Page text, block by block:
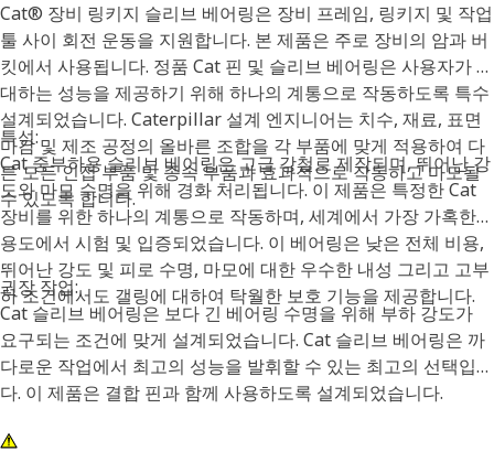
Cat® 장비 링키지 슬리브 베어링은 장비 프레임, 링키지 및 작업
툴 사이 회전 운동을 지원합니다. 본 제품은 주로 장비의 암과 버
킷에서 사용됩니다. 정품 Cat 핀 및 슬리브 베어링은 사용자가 기
대하는 성능을 제공하기 위해 하나의 계통으로 작동하도록 특수
설계되었습니다. Caterpillar 설계 엔지니어는 치수, 재료, 표면
마감 및 제조 공정의 올바른 조합을 각 부품에 맞게 적용하여 다
른 모든 인접 부품 및 종속 부품과 효과적으로 작동하고 마모될
수 있도록 합니다.
특성:
Cat 중부하용 슬리브 베어링은 고급 강철로 제작되며, 뛰어난 강
도와 마모 수명을 위해 경화 처리됩니다. 이 제품은 특정한 Cat
장비를 위한 하나의 계통으로 작동하며, 세계에서 가장 가혹한
용도에서 시험 및 입증되었습니다. 이 베어링은 낮은 전체 비용,
뛰어난 강도 및 피로 수명, 마모에 대한 우수한 내성 그리고 고부
하 조건에서도 갤링에 대하여 탁월한 보호 기능을 제공합니다.
권장 작업:
Cat 슬리브 베어링은 보다 긴 베어링 수명을 위해 부하 강도가
요구되는 조건에 맞게 설계되었습니다. Cat 슬리브 베어링은 까
다로운 작업에서 최고의 성능을 발휘할 수 있는 최고의 선택입니
다. 이 제품은 결합 핀과 함께 사용하도록 설계되었습니다.